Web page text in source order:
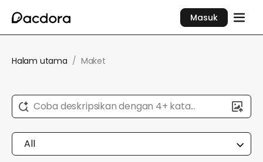
Masuk
Halam utama / Maket
Coba deskripsikan dengan 4+ kata...
All